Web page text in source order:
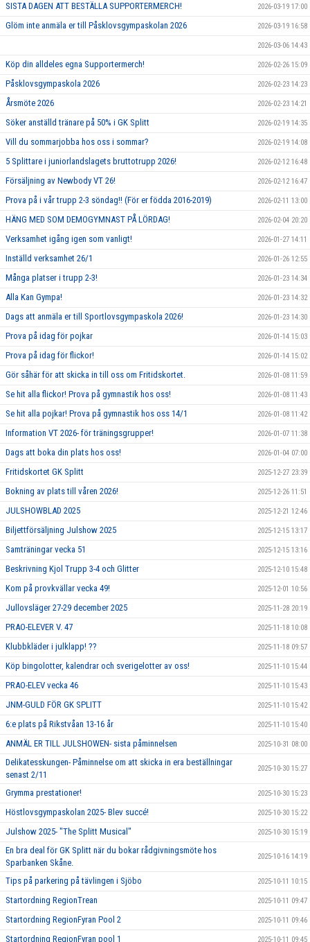
SISTA DAGEN ATT BESTÄLLA SUPPORTERMERCH! 2026-03-19 17:00
Glöm inte anmäla er till Påsklovsgympaskolan 2026 2026-03-19 16:58
2026-03-06 14:43
Köp din alldeles egna Supportermerch! 2026-02-26 15:09
Påsklovsgympaskola 2026 2026-02-23 14:23
Årsmöte 2026 2026-02-23 14:21
Söker anställd tränare på 50% i GK Splitt 2026-02-19 14:35
Vill du sommarjobba hos oss i sommar? 2026-02-19 14:08
5 Splittare i juniorlandslagets bruttotrupp 2026! 2026-02-12 16:48
Försäljning av Newbody VT 26! 2026-02-12 16:47
Prova på i vår trupp 2-3 söndag!! (För er födda 2016-2019) 2026-02-11 13:00
HÄNG MED SOM DEMOGYMNAST PÅ LÖRDAG! 2026-02-04 20:20
Verksamhet igång igen som vanligt! 2026-01-27 14:11
Inställd verksamhet 26/1 2026-01-26 12:55
Många platser i trupp 2-3! 2026-01-23 14:34
Alla Kan Gympa! 2026-01-23 14:32
Dags att anmäla er till Sportlovsgympaskola 2026! 2026-01-23 14:30
Prova på idag för pojkar 2026-01-14 15:03
Prova på idag för flickor! 2026-01-14 15:02
Gör såhär för att skicka in till oss om Fritidskortet. 2026-01-08 11:59
Se hit alla flickor! Prova på gymnastik hos oss! 2026-01-08 11:43
Se hit alla pojkar! Prova på gymnastik hos oss 14/1 2026-01-08 11:42
Information VT 2026- för träningsgrupper! 2026-01-07 11:38
Dags att boka din plats hos oss! 2026-01-04 07:00
Fritidskortet GK Splitt 2025-12-27 23:39
Bokning av plats till våren 2026! 2025-12-26 11:51
JULSHOWBLAD 2025 2025-12-21 12:46
Biljettförsäljning Julshow 2025 2025-12-15 13:17
Samträningar vecka 51 2025-12-15 13:16
Beskrivning Kjol Trupp 3-4 och Glitter 2025-12-10 15:48
Kom på provkvällar vecka 49! 2025-12-01 10:56
Jullovsläger 27-29 december 2025 2025-11-28 20:19
PRAO-ELEVER V. 47 2025-11-18 10:08
Klubbkläder i julklapp! ?? 2025-11-18 09:57
Köp bingolotter, kalendrar och sverigelotter av oss! 2025-11-10 15:44
PRAO-ELEV vecka 46 2025-11-10 15:43
JNM-GULD FÖR GK SPLITT 2025-11-10 15:42
6:e plats på Rikstvåan 13-16 år 2025-11-10 15:40
ANMÄL ER TILL JULSHOWEN- sista påminnelsen 2025-10-31 08:00
Delikatesskungen- Påminnelse om att skicka in era beställningar
senast 2/11
2025-10-30 15:27
Grymma prestationer! 2025-10-30 15:23
Höstlovsgympaskolan 2025- Blev succé! 2025-10-30 15:22
Julshow 2025- "The Splitt Musical" 2025-10-30 15:19
En bra deal för GK Splitt när du bokar rådgivningsmöte hos
Sparbanken Skåne.
2025-10-16 14:19
Tips på parkering på tävlingen i Sjöbo 2025-10-11 10:15
Startordning RegionTrean 2025-10-11 09:47
Startordning RegionFyran Pool 2 2025-10-11 09:46
Startordning RegionFyran pool 1 2025-10-11 09:45